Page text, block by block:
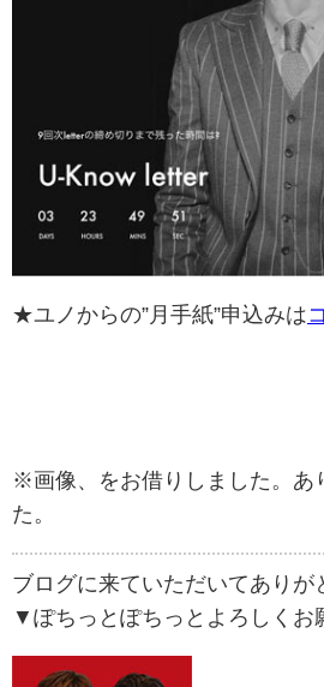
★ユノからの”月手紙”申込みは
※画像、をお借りしました。あ
た。
ブログに来ていただいてありが
▼ぽちっとぽちっとよろしくお